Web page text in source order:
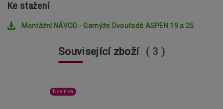
Ke stažení
Montážní NÁVOD - Garnýže Dvouřadé ASPEN 19 a 25
Související zboží 3
Novinka